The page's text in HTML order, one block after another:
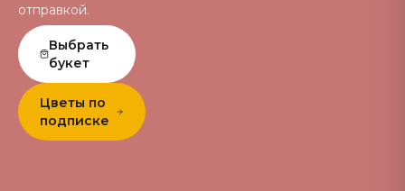
отправкой.
Выбрать
букет
Цветы по
подписке